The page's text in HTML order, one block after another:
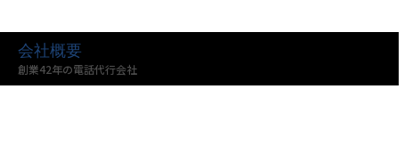
会社概要
創業42年の電話代行会社